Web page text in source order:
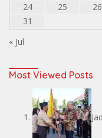
24
25 26
31
« Jul
Most Viewed Posts